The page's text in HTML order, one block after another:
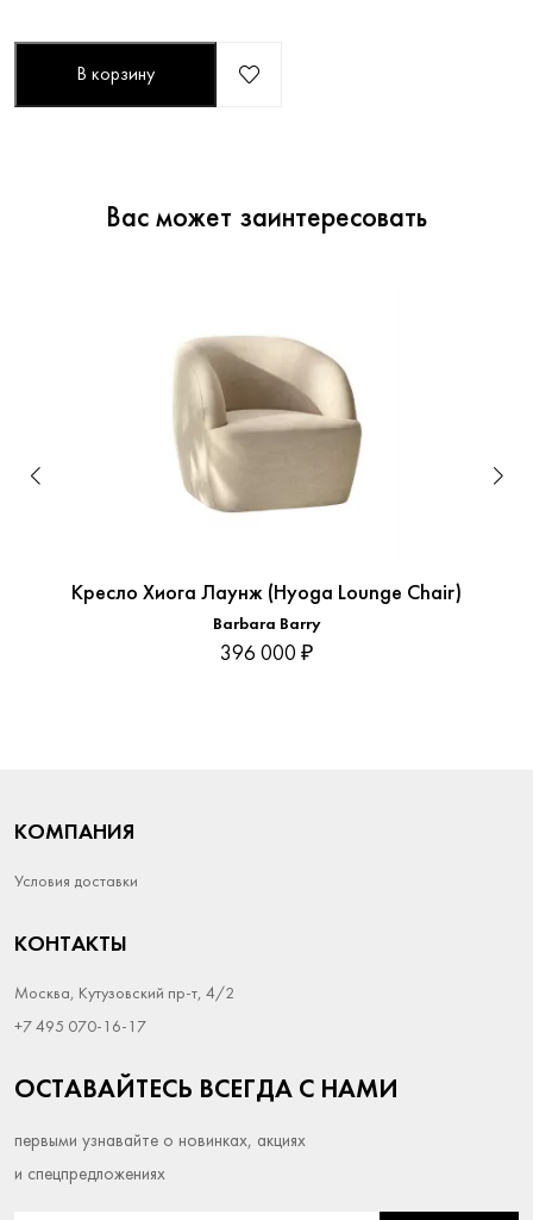
В корзину
Вас может заинтересовать
Кресло Хиога Лаунж (Hyoga Lounge Chair)
Barbara Barry
396 000 ₽
КОМПАНИЯ
Условия доставки
КОНТАКТЫ
Москва, Кутузовский пр-т, 4/2
+7 495 070-16-17
ОСТАВАЙТЕСЬ ВСЕГДА С НАМИ
первыми узнавайте о новинках, акциях
и спецпредложениях